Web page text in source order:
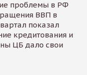
проблемы в РФ
ВВП в
показал
кредитования и
ЦБ дало свои